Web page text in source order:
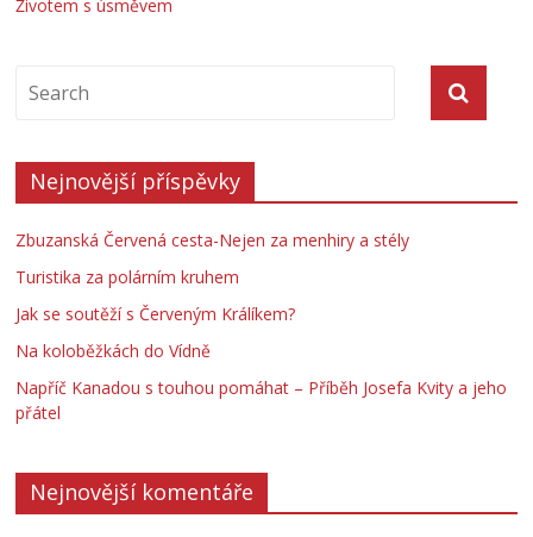
Životem s úsměvem
Nejnovější příspěvky
Zbuzanská Červená cesta-Nejen za menhiry a stély
Turistika za polárním kruhem
Jak se soutěží s Červeným Králíkem?
Na koloběžkách do Vídně
Napříč Kanadou s touhou pomáhat – Příběh Josefa Kvity a jeho
přátel
Nejnovější komentáře